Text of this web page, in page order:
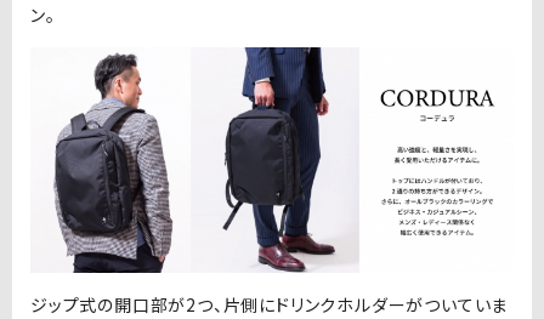
ン。
ジップ式の開口部が2つ、片側にドリンクホルダーがついていま